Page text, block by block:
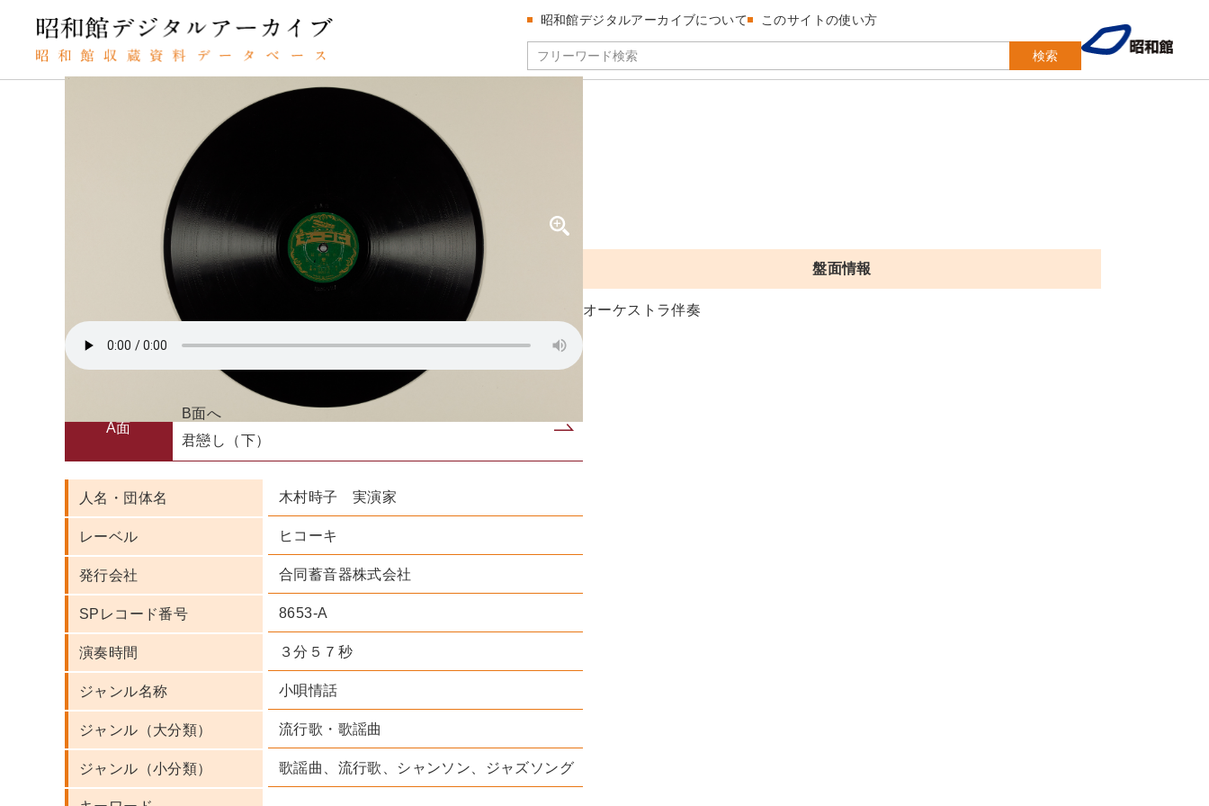
検索
昭和館デジタルアーカイブについて このサイトの使い方
SPレコードの検索結果
SPレコード
SPH11MK020962A
君戀し（上）
盤面情報
オーケストラ伴奏
A面
B面へ
君戀し（下）
人名・団体名 木村時子 実演家
レーベル ヒコーキ
発行会社 合同蓄音器株式会社
SPレコード番号 8653-A
演奏時間 ３分５７秒
ジャンル名称 小唄情話
ジャンル（大分類） 流行歌・歌謡曲
ジャンル（小分類） 歌謡曲、流行歌、シャンソン、ジャズソング